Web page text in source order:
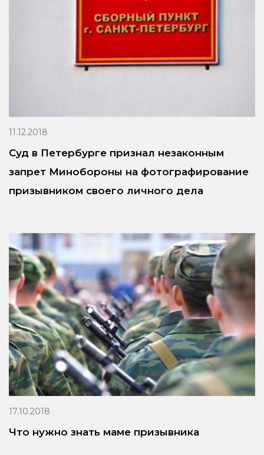
11.12.2018
Суд в Петербурге признал незаконным
запрет Минобороны на фотографирование
призывником своего личного дела
17.10.2018
Что нужно знать маме призывника